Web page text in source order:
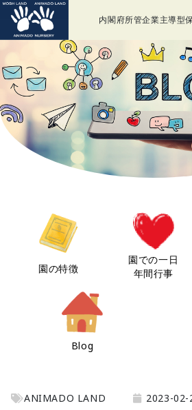
内閣府所管企業主導型
園の特徴
園での一日
年間行事
Blog
ANIMADO LAND 2023-02-